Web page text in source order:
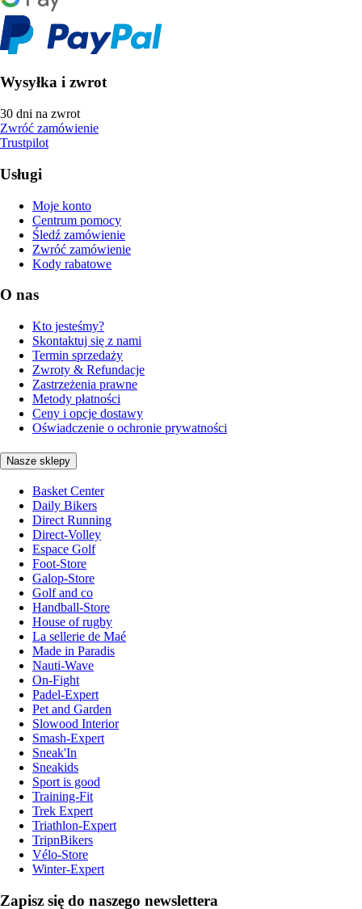
Wysyłka i zwrot
30 dni na zwrot
Zwróć zamówienie
Trustpilot
Usługi
Moje konto
Centrum pomocy
Śledź zamówienie
Zwróć zamówienie
Kody rabatowe
O nas
Kto jesteśmy?
Skontaktuj się z nami
Termin sprzedaży
Zwroty & Refundacje
Zastrzeżenia prawne
Metody płatności
Ceny i opcje dostawy
Oświadczenie o ochronie prywatności
Nasze sklepy
Basket Center
Daily Bikers
Direct Running
Direct-Volley
Espace Golf
Foot-Store
Galop-Store
Golf and co
Handball-Store
House of rugby
La sellerie de Maé
Made in Paradis
Nauti-Wave
On-Fight
Padel-Expert
Pet and Garden
Slowood Interior
Smash-Expert
Sneak'In
Sneakids
Sport is good
Training-Fit
Trek Expert
Triathlon-Expert
TripnBikers
Vélo-Store
Winter-Expert
Zapisz się do naszego newslettera